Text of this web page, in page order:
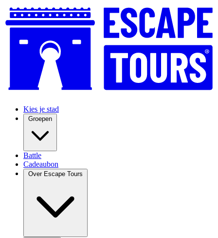
Kies je stad
Groepen
Battle
Cadeaubon
Over Escape Tours